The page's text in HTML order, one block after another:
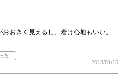
おきく見えるし、着け心地もいい。
2018/01/15